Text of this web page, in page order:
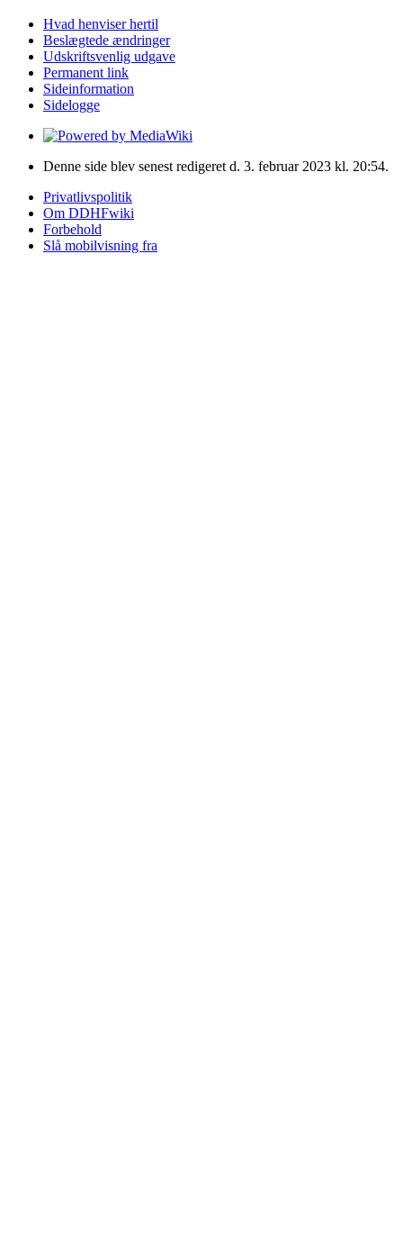
Hvad henviser hertil
Beslægtede ændringer
Udskriftsvenlig udgave
Permanent link
Sideinformation
Sidelogge
Denne side blev senest redigeret d. 3. februar 2023 kl. 20:54.
Privatlivspolitik
Om DDHFwiki
Forbehold
Slå mobilvisning fra